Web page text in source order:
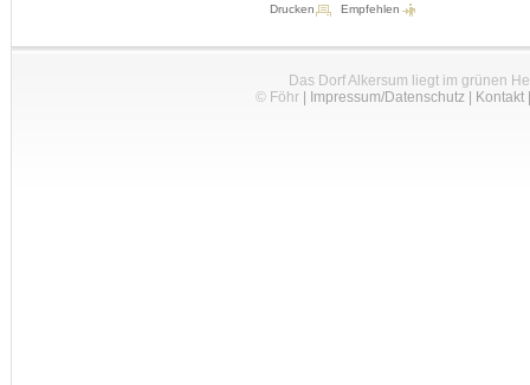
Drucken Empfehlen
Das Dorf Alkersum liegt im grünen
© Föhr| Impressum/Datenschutz| Kontakt